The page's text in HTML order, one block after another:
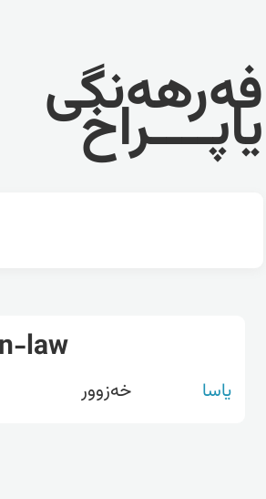
فەرهەنگی
یاپــــراخ
law
یاسا خەزوور